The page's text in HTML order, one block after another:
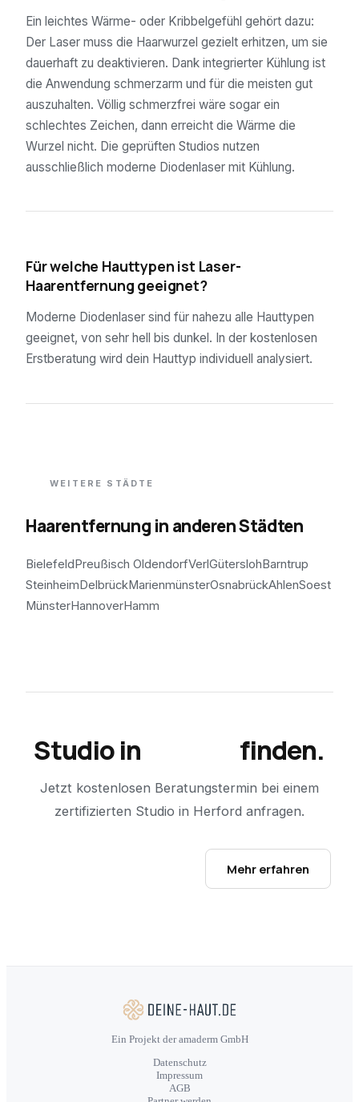
Ein leichtes Wärme- oder Kribbelgefühl gehört dazu:
Der Laser muss die Haarwurzel gezielt erhitzen, um sie
dauerhaft zu deaktivieren. Dank integrierter Kühlung ist
die Anwendung schmerzarm und für die meisten gut
auszuhalten. Völlig schmerzfrei wäre sogar ein
schlechtes Zeichen, dann erreicht die Wärme die
Wurzel nicht. Die geprüften Studios nutzen
ausschließlich moderne Diodenlaser mit Kühlung.
Für welche Hauttypen ist Laser-
Haarentfernung geeignet?
Moderne Diodenlaser sind für nahezu alle Hauttypen
geeignet, von sehr hell bis dunkel. In der kostenlosen
Erstberatung wird dein Hauttyp individuell analysiert.
WEITERE STÄDTE
Haarentfernung in anderen Städten
BielefeldPreußisch OldendorfVerlGüterslohBarntrup
SteinheimDelbrückMarienmünsterOsnabrückAhlenSoest
MünsterHannoverHamm
Studio in finden.
Jetzt kostenlosen Beratungstermin bei einem
zertifizierten Studio in Herford anfragen.
Mehr erfahren
Ein Projekt der amaderm GmbH
Datenschutz
Impressum
AGB